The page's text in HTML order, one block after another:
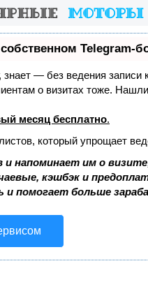
Telegram-
знает — без ведения
о визитах тоже.
месяц бесплатно.
который упрощает
напоминает им о
кэшбэк и
и помогает больше